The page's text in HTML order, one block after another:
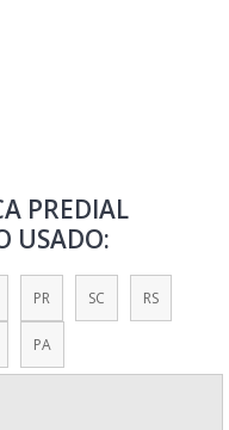
PREDIAL
USADO:
PR SC RS
PA